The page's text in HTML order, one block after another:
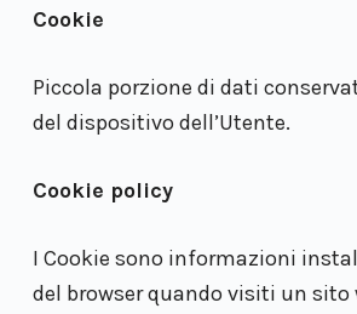
Cookie
Piccola porzione di dati
del dispositivo dell’Utente.
Cookie policy
I Cookie sono informazioni
del browser quando visiti un sito